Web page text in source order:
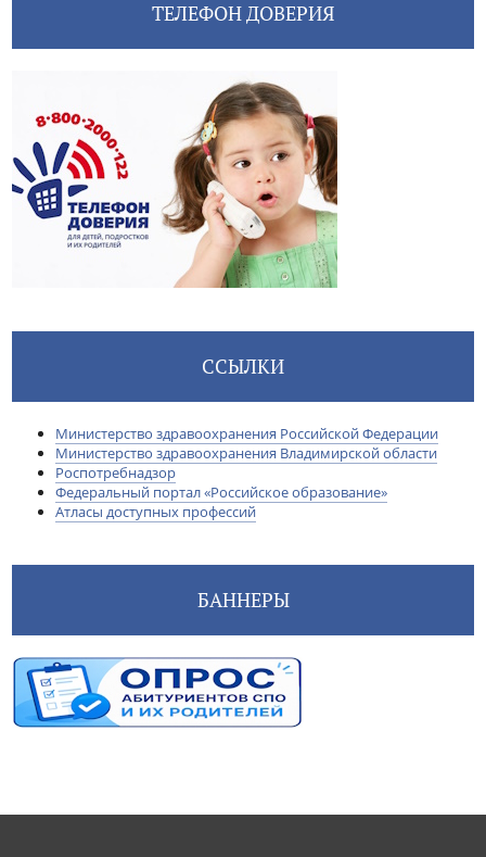
ТЕЛЕФОН ДОВЕРИЯ
ССЫЛКИ
Министерство здравоохранения Российской Федерации
Министерство здравоохранения Владимирской области
Роспотребнадзор
Федеральный портал «Российское образование»
Атласы доступных профессий
БАННЕРЫ